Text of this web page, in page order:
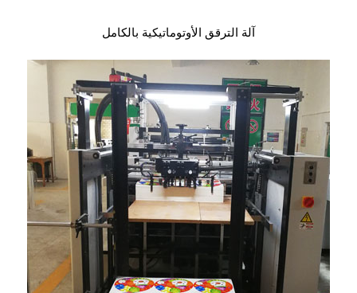
آلة الترقق الأوتوماتيكية بالكامل